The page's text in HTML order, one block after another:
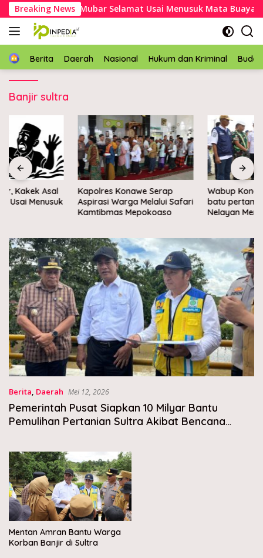
Langsung
ke
konten
Breaking News
Kakek Asal Mubar Selamat Usai Menusuk Mata Buaya
HomeBerita Daerah Nasional Hukum dan Kriminal
Banjir sultra
Kapolres Konawe Serap
Aspirasi Warga Melalui Safari
Kamtibmas Mepokoaso
Wabup Konawe letakkan
batu pertama Kampung
Nelayan Merah Putih di
Berita, Daerah Mei 12, 2026
Pemerintah Pusat Siapkan 10 Milyar Bantu
Pemulihan Pertanian Sultra Akibat Bencana
Mentan Amran Bantu Warga
Korban Banjir di Sultra